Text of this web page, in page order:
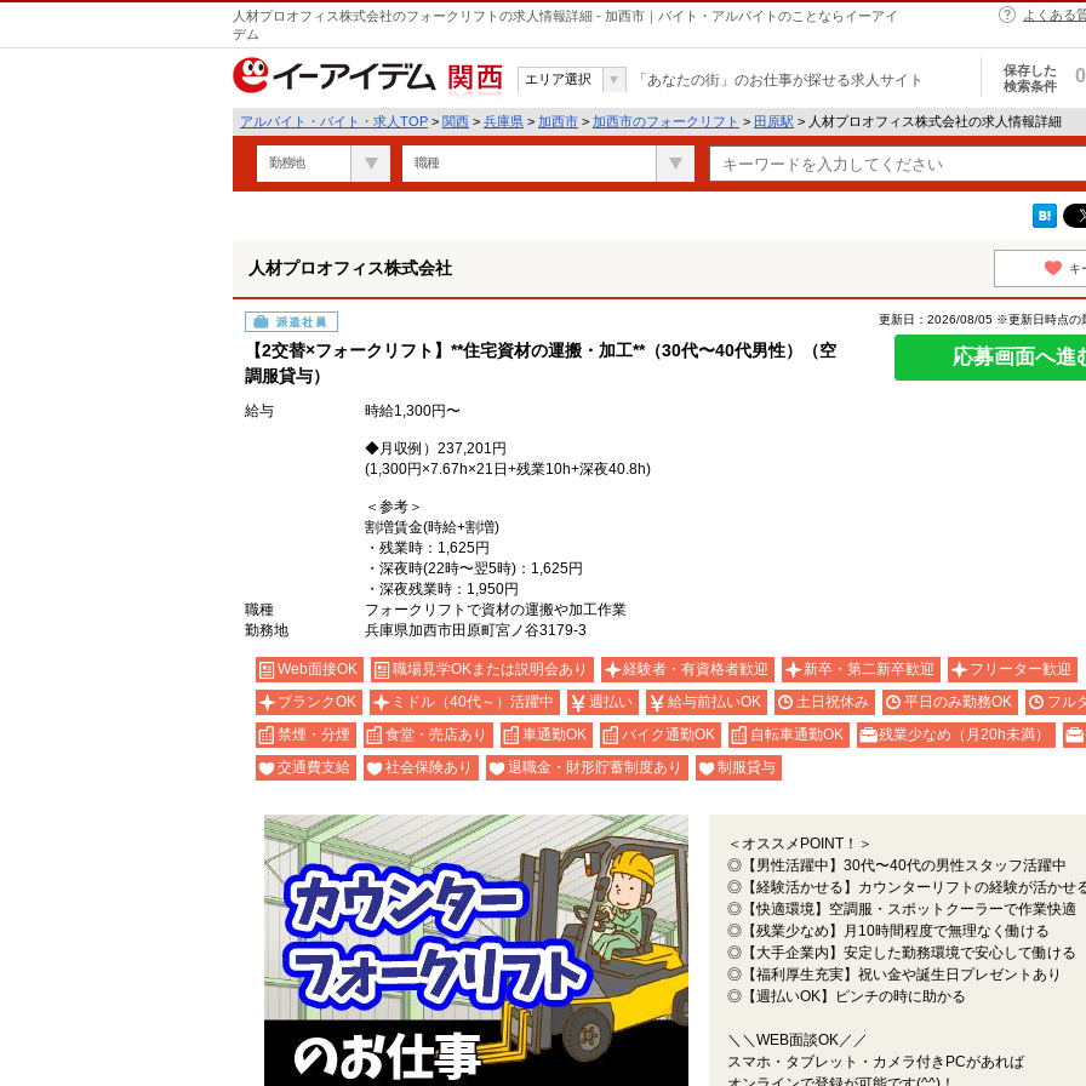
人材プロオフィス株式会社のフォークリフトの求人情報詳細 - 加西市｜バイト・アルバイトのことならイーアイ
デム
よくある
関西
エリア選択 「あなたの街」のお仕事が探せる求人サイト
保存した
検索条件
0
アルバイト・バイト・求人TOP > 関西 > 兵庫県 > 加西市 > 加西市のフォークリフト > 田原駅 > 人材プロオフィス株式会社の求人情報詳細
勤務地 職種
人材プロオフィス株式会社 キ
派遣社員
【2交替×フォークリフト】**住宅資材の運搬・加工**（30代〜40代男性）（空
調服貸与）
更新日：2026/08/05 ※更新日時点の
応募画面へ進
給与 時給1,300円〜
◆月収例）237,201円
(1,300円×7.67h×21日+残業10h+深夜40.8h)
＜参考＞
割増賃金(時給+割増)
・残業時：1,625円
・深夜時(22時〜翌5時)：1,625円
・深夜残業時：1,950円
職種
フォークリフトで資材の運搬や加工作業
勤務地
兵庫県加西市田原町宮ノ谷3179-3
Web面接OK 職場見学OKまたは説明会あり 経験者・有資格者歓迎 新卒・第二新卒歓迎
フリーター歓迎
ブランクOK
ミドル（40代～）活躍中 週払い 給与前払いOK 土日祝休み 平日のみ勤務OK
フル
禁煙・分煙
食堂・売店あり 車通勤OK バイク通勤OK 自転車通勤OK 残業少なめ（月20h未満）
交通費支給
社会保険あり 退職金・財形貯蓄制度あり 制服貸与
＜オススメPOINT！＞
◎【男性活躍中】30代〜40代の男性スタッフ活躍中
◎【経験活かせる】カウンターリフトの経験が活かせ
◎【快適環境】空調服・スポットクーラーで作業快適
◎【残業少なめ】月10時間程度で無理なく働ける
◎【大手企業内】安定した勤務環境で安心して働ける
◎【福利厚生充実】祝い金や誕生日プレゼントあり
◎【週払いOK】ピンチの時に助かる
＼＼WEB面談OK／／
スマホ・タブレット・カメラ付きPCがあれば